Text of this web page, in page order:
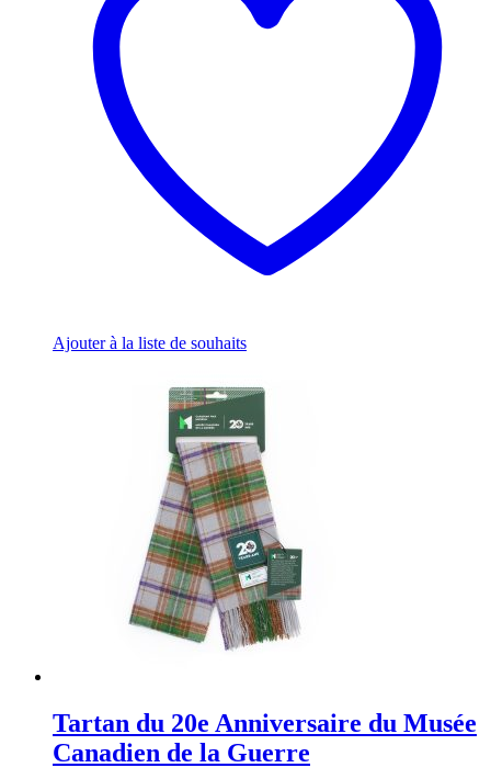
Ajouter à la liste de souhaits
Tartan du 20e Anniversaire du Musée
Canadien de la Guerre